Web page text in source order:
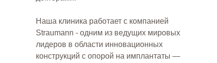
Наша клиника работает с компанией
Straumann - одним из ведущих мировых
лидеров в области инновационных
конструкций с опорой на имплантаты —